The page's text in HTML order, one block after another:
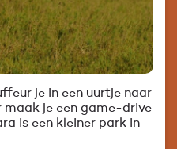
je in een uurtje naar
maak je een game-drive
is een kleiner park in